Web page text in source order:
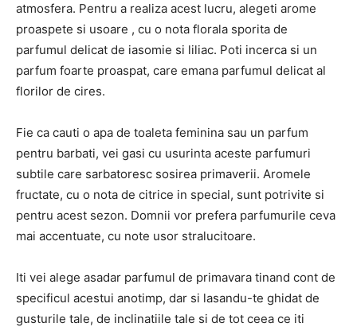
atmosfera. Pentru a realiza acest lucru, alegeti arome
proaspete si usoare , cu o nota florala sporita de
parfumul delicat de iasomie si liliac. Poti incerca si un
parfum foarte proaspat, care emana parfumul delicat al
florilor de cires.
Fie ca cauti o apa de toaleta feminina sau un parfum
pentru barbati, vei gasi cu usurinta aceste parfumuri
subtile care sarbatoresc sosirea primaverii. Aromele
fructate, cu o nota de citrice in special, sunt potrivite si
pentru acest sezon. Domnii vor prefera parfumurile ceva
mai accentuate, cu note usor stralucitoare.
Iti vei alege asadar parfumul de primavara tinand cont de
specificul acestui anotimp, dar si lasandu-te ghidat de
gusturile tale, de inclinatiile tale si de tot ceea ce iti